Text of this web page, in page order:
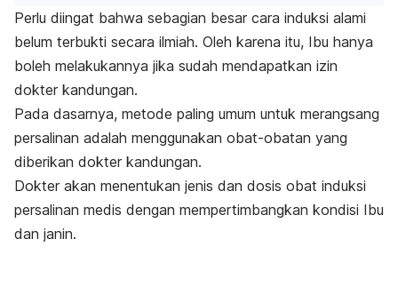
Perlu diingat bahwa sebagian besar cara induksi alami
belum terbukti secara ilmiah. Oleh karena itu, Ibu hanya
boleh melakukannya jika sudah mendapatkan izin
dokter kandungan.
Pada dasarnya, metode paling umum untuk merangsang
persalinan adalah menggunakan obat-obatan yang
diberikan dokter kandungan.
Dokter akan menentukan jenis dan dosis obat induksi
persalinan medis dengan mempertimbangkan kondisi Ibu
dan janin.